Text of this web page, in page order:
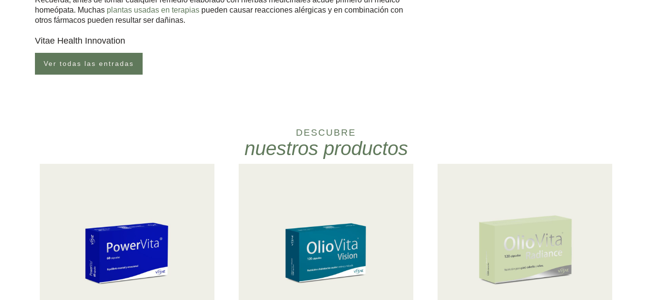
homeópata. Muchas plantas usadas en terapias pueden causar reacciones alérgicas y en combinación con
otros fármacos pueden resultar ser dañinas.
Vitae Health Innovation
Ver todas las entradas
DESCUBRE
nuestros productos